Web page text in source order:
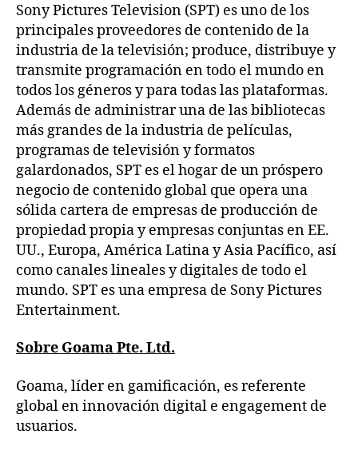
Sony Pictures Television (SPT) es uno de los
principales proveedores de contenido de la
industria de la televisión; produce, distribuye y
transmite programación en todo el mundo en
todos los géneros y para todas las plataformas.
Además de administrar una de las bibliotecas
más grandes de la industria de películas,
programas de televisión y formatos
galardonados, SPT es el hogar de un próspero
negocio de contenido global que opera una
sólida cartera de empresas de producción de
propiedad propia y empresas conjuntas en EE.
UU., Europa, América Latina y Asia Pacífico, así
como canales lineales y digitales de todo el
mundo. SPT es una empresa de Sony Pictures
Entertainment.
Sobre Goama Pte. Ltd.
Goama, líder en gamificación, es referente
global en innovación digital e engagement de
usuarios.